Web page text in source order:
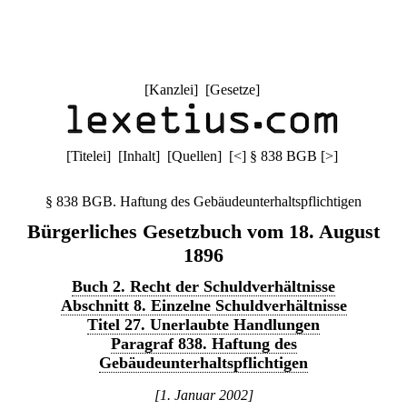
[Kanzlei] [Gesetze]
[Titelei] [Inhalt] [Quellen] [<] § 838 BGB [>]
§ 838 BGB. Haftung des Gebäudeunterhaltspflichtigen
Bürgerliches Gesetzbuch vom 18. August
1896
Buch 2. Recht der Schuldverhältnisse
Abschnitt 8. Einzelne Schuldverhältnisse
Titel 27. Unerlaubte Handlungen
Paragraf 838. Haftung des
Gebäudeunterhaltspflichtigen
[1. Januar 2002]